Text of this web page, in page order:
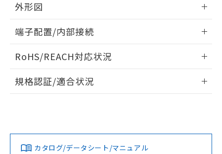
外形図
外形図
端子配置/内部接続
端子配置/内部接続
RoHS/REACH対応状況
EU RoHS 注意事項・凡例
対応済み
規格認証/適合状況
カタログ/データシート/マニュアル
荷製品に未対応品が混在することから備考
欄に対応日を記載しておりました。
していることから、特段のことがない限
り、2022年1月12日より割愛しておりま
す。